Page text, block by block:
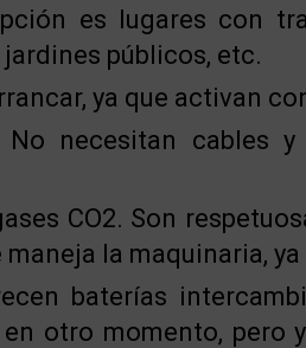
es lugares con
públicos, etc.
ya que activan
No necesitan cables
CO2. Son
maneja la maquinaria,
baterías
en otro momento, pero